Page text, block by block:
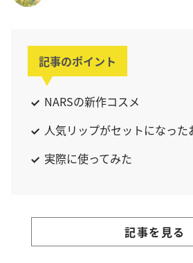
記事のポイント
NARSの新作コスメ
人気リップがセットになった
実際に使ってみた
記事を見る